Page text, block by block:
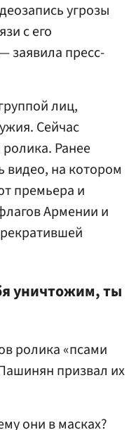
угрозы
с его
заявила пресс-
лиц,
Сейчас
Ранее
видео, на котором
премьера и
Армении и
уничтожим, ты
ролика «псами
призвал их
они в масках?